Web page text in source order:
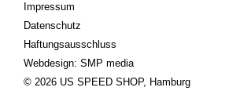
Impressum
Datenschutz
Haftungsausschluss
Webdesign: SMP media
© 2026 US SPEED SHOP, Hamburg